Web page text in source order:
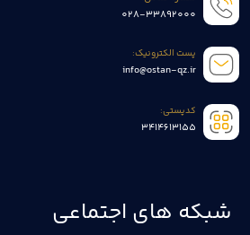
028-33892000
پست الکترونیک:
info@ostan-qz.ir
کدپستی:
3414613155
شبکه های اجتماعی